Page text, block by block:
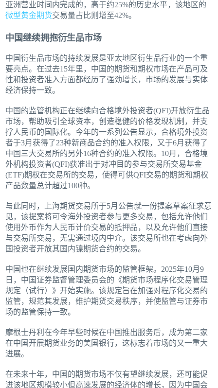
亚洲营业时间内完成的，高于约25%的历史水平，该地区的
微型黄金期货交易量占比则增至42%。
中国继续拥抱衍生品市场
中国衍生品市场的持续发展是亚太地区衍生品行业的一个重
要亮点。在过去15年里，中国的期货和期权市场在产品可及
性和投资者准入方面都经历了强劲增长，市场的发展与实体
经济保持一致。
中国的监管机构正在继续向合格境外投资者(QFI)开放衍生品
市场，帮助吸引全球资本，创造稳健的价格发现机制，并支
撑人民币的国际化。今年的一系列公告显示，合格境外投资
者于3月获得了23种新商品合约的准入权限，又于6月获得了
中国三大交易所的另外16种合约的准入权限。10月，合格境
外机构投资者(QFI)获准出于对冲目的参与交易所交易基金
(ETF)期权在交易所的交易，使得可供QFI交易的期货和期权
产品数量总计超过100种。
与此同时，上海期货交易所于5月公告就一份提案草案征求意
见，该提案将可令海外投资者参与更多交易，包括允许他们
使用外币作为人民币计价交易的抵押品，以及允许他们直接
与交易所交易，无需通过境内中介。该交易所也在考虑向外
国投资者开放其国内镍期货合约的交易。
中国也在继续发展国内期货市场的监管框架。2025年10月9
日，中国证券监督管理委员会的《期货市场程序化交易管理
规定（试行）》开始实施。该规定旨在加强对程序化交易的
监管，规范其发展，维护期货交易秩序，并使监管与证券市
场的监管保持一致。
摩根士丹利在今年早些时候在中国推出服务后，成为第二家
在中国开展期货业务的美国银行，这标志着市场的又一重大
进展。
在未来十年，中国的期货市场不仅有望继续发展，还可能促
进该地区规模较小但高速发展的经济体的增长，因为中国会